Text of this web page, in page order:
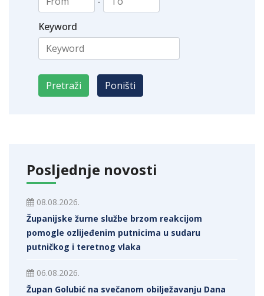
Keyword
Posljednje novosti
08.08.2026.
Županijske žurne službe brzom reakcijom
pomogle ozlijeđenim putnicima u sudaru
putničkog i teretnog vlaka
06.08.2026.
Župan Golubić na svečanom obilježavanju Dana